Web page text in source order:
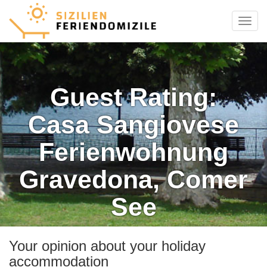
Menu
Guest Rating:
Casa Sangiovese
Ferienwohnung
Gravedona, Comer
See
Your opinion about your holiday
accommodation